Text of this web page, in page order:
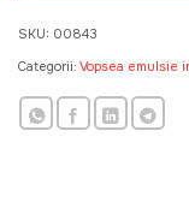
SKU: 00843
Categorii: Vopsea emulsie